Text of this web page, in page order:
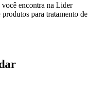
você encontra na Lider
para tratamento de